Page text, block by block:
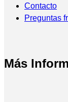
Contacto
Preguntas
Más